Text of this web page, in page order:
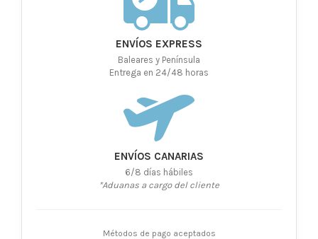
ENVÍOS EXPRESS
Baleares y Península
Entrega en 24/48 horas
ENVÍOS CANARIAS
6/8 días hábiles
*Aduanas a cargo del cliente
Métodos de pago aceptados